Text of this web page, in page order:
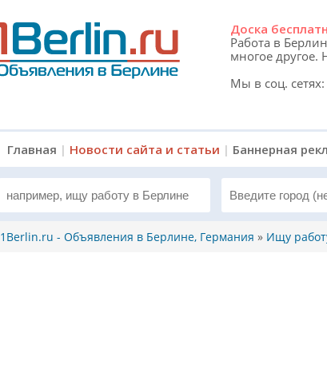
Доска
Работа в
многое другое.
Мы в соц. сетях:
Главная | Новости сайта и статьи | Баннерная
1Berlin.ru - Объявления в Берлине, Германия » Ищу